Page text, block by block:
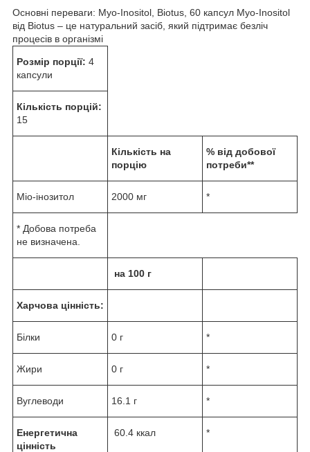
Основні переваги: Myo-Inositol, Biotus, 60 капсул Myo-Inositol
від Biotus – це натуральний засіб, який підтримає безліч
процесів в організмі
Розмір порції: 4
капсули
Кількість порцій:
15
Кількість на
порцію
% від добової
потреби**
Міо-інозитол 2000 мг *
* Добова потреба
не визначена.
на 100 г
Харчова цінність:
Білки 0 г *
Жири 0 г *
Вуглеводи 16.1 г *
Енергетична
цінність
60.4 ккал *